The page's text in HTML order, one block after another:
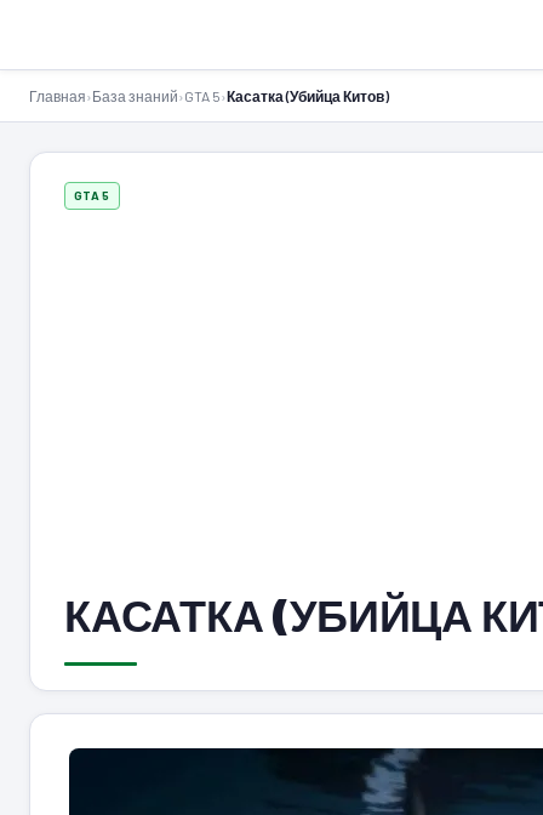
Главная›База знаний›GTA 5›Касатка (Убийца Китов)
GTA 5
КАСАТКА (УБИЙЦА